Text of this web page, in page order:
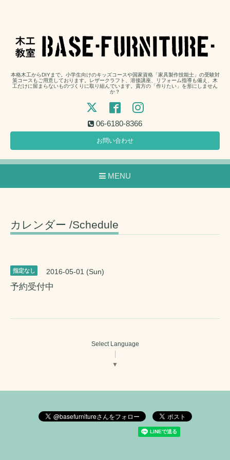
本格木工からDIYまで。小学生向けのキッズコースや国家資格「家具製作技能士」の受験対
策コースもご用意しております。レザークラフト、溶接講座、リフォーム指導も備え、木
工だけに留まらないものづくりに取り組んでいます。貴方の「作りたい」を形にしません
か？
06-6180-8366
お問い合わせ
MENU
カレンダー /Schedule
指定なし 2016-05-01 (Sun)
予約受付中
Select Language
▼